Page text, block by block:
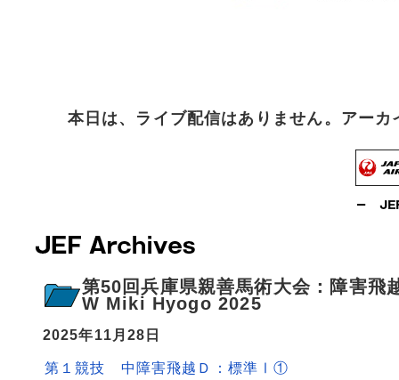
本日は、ライブ配信はありません。アー
第50回兵庫県親善馬術大会：障害
W Miki Hyogo 2025
2025年11月28日
第１競技 中障害飛越Ｄ：標準Ⅰ①